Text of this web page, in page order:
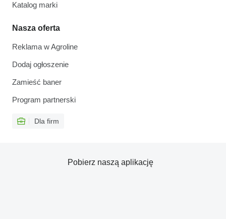
Katalog marki
Nasza oferta
Reklama w Agroline
Dodaj ogłoszenie
Zamieść baner
Program partnerski
Dla firm
Pobierz naszą aplikację